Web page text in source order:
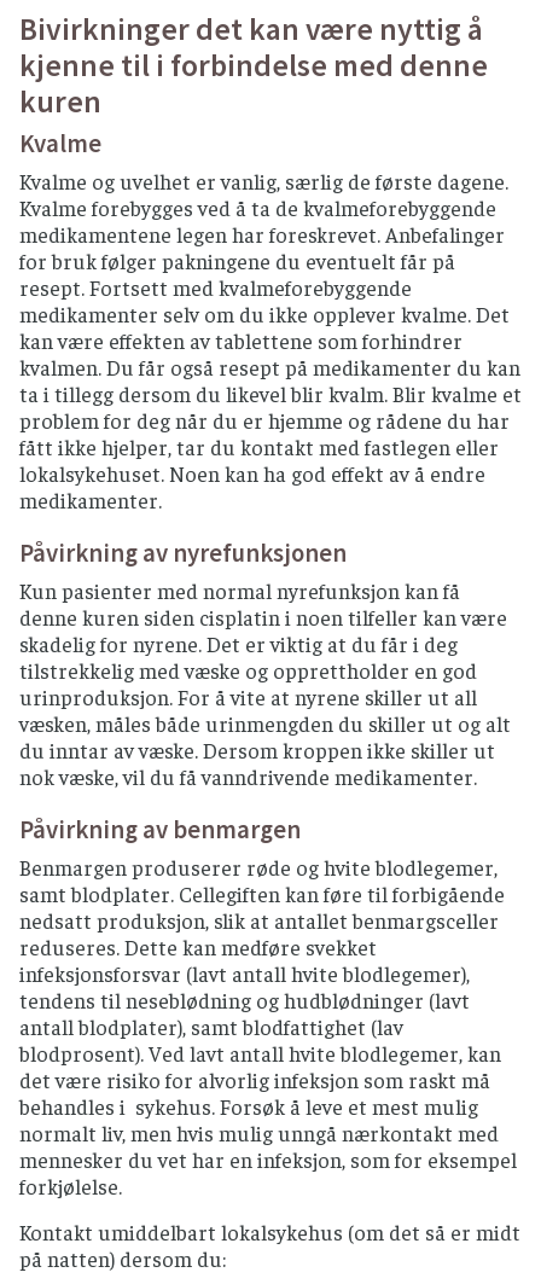
Bivirkninger det kan være nyttig å
kjenne til i forbindelse med denne
kuren
Kvalme
Kvalme og uvelhet er vanlig, særlig de første dagene.
Kvalme forebygges ved å ta de kvalmeforebyggende
medikamentene legen har foreskrevet. Anbefalinger
for bruk følger pakningene du eventuelt får på
resept. Fortsett med kvalmeforebyggende
medikamenter selv om du ikke opplever kvalme. Det
kan være effekten av tablettene som forhindrer
kvalmen. Du får også resept på medikamenter du kan
ta i tillegg dersom du likevel blir kvalm. Blir kvalme et
problem for deg når du er hjemme og rådene du har
fått ikke hjelper, tar du kontakt med fastlegen eller
lokalsykehuset. Noen kan ha god effekt av å endre
medikamenter.
Påvirkning av nyrefunksjonen
Kun pasienter med normal nyrefunksjon kan få
denne kuren siden cisplatin i noen tilfeller kan være
skadelig for nyrene. Det er viktig at du får i deg
tilstrekkelig med væske og opprettholder en god
urinproduksjon. For å vite at nyrene skiller ut all
væsken, måles både urinmengden du skiller ut og alt
du inntar av væske. Dersom kroppen ikke skiller ut
nok væske, vil du få vanndrivende medikamenter.
Påvirkning av benmargen
Benmargen produserer røde og hvite blodlegemer,
samt blodplater. Cellegiften kan føre til forbigående
nedsatt produksjon, slik at antallet benmargsceller
reduseres. Dette kan medføre svekket
infeksjonsforsvar (lavt antall hvite blodlegemer),
tendens til neseblødning og hudblødninger (lavt
antall blodplater), samt blodfattighet (lav
blodprosent). Ved lavt antall hvite blodlegemer, kan
det være risiko for alvorlig infeksjon som raskt må
behandles i sykehus. Forsøk å leve et mest mulig
normalt liv, men hvis mulig unngå nærkontakt med
mennesker du vet har en infeksjon, som for eksempel
forkjølelse.
Kontakt umiddelbart lokalsykehus (om det så er midt
på natten) dersom du: